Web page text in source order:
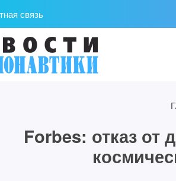
связь
Forbes: отказ от